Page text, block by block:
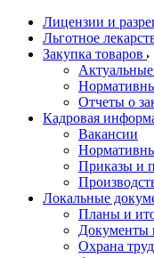
Лицензии и
Льготное
Закупка товаров
Отчеты о
Кадровая
Вакансии
Приказы и
Локальные
Планы и
Документы
Охрана